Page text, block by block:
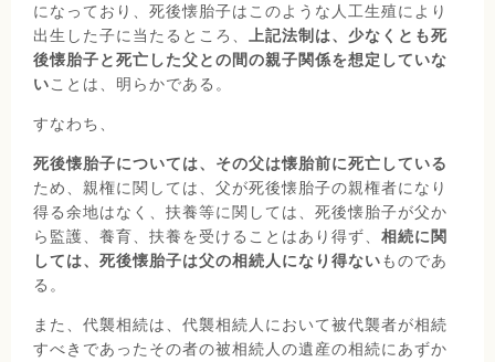
になっており、死後懐胎子はこのような人工生殖により
出生した子に当たるところ、 上記法制は、少なくとも死
後懐胎子と死亡した父との間の親子関係を想定していな
いことは、明らかである。
すなわち、
死後懐胎子については、その父は懐胎前に死亡している
ため、親権に関しては、父が死後懐胎子の親権者になり
得る余地はなく、扶養等に関しては、死後懐胎子が父か
ら監護、養育、扶養を受けることはあり得ず、 相続に関
しては、死後懐胎子は父の相続人になり得ないものであ
る。
また、代襲相続は、代襲相続人において被代襲者が相続
すべきであったその者の被相続人の遺産の相続にあずか